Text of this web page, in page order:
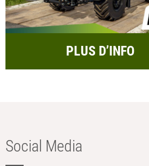
PLUS D’INFO
Social Media